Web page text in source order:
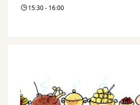
15:30 - 16:00